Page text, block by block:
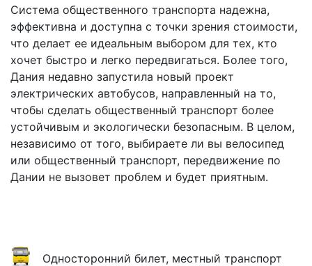
Система общественного транспорта надежна,
эффективна и доступна с точки зрения стоимости,
что делает ее идеальным выбором для тех, кто
хочет быстро и легко передвигаться. Более того,
Дания недавно запустила новый проект
электрических автобусов, направленный на то,
чтобы сделать общественный транспорт более
устойчивым и экологически безопасным. В целом,
независимо от того, выбираете ли вы велосипед
или общественный транспорт, передвижение по
Дании не вызовет проблем и будет приятным.
Односторонний билет, местный транспорт